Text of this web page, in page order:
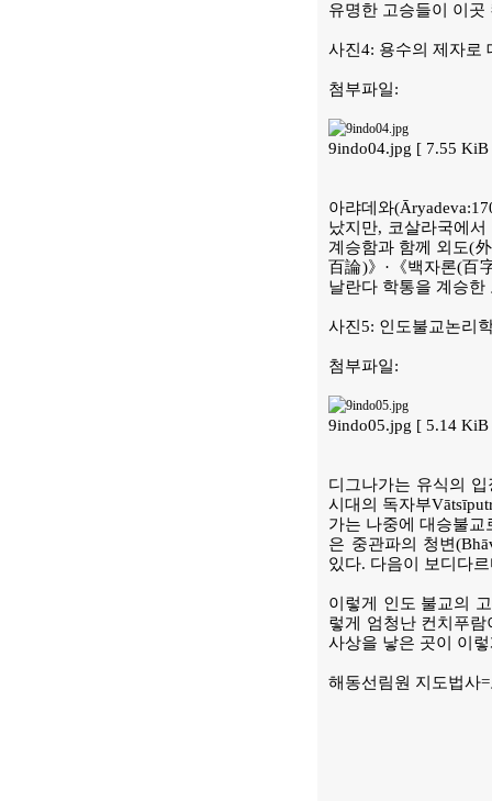
유명한 고승들이 이곳
사진4: 용수의 제자로
첨부파일:
9indo04.jpg [ 7.55
아랴데와
났지만, 코살라국에
계승함과 함께 외도(
百論)》·《백자론(百
날란다 학통을 계승한
사진5: 인도불교논리
첨부파일:
9indo05.jpg [ 5.14
디그나가는 유식의
시대의 독자부
가는 나중에 대승불
은 중관파의 청변
있다. 다음이 보디다
이렇게 인도 불교의
렇게 엄청난 컨치푸
사상을 낳은 곳이 이
해동선림원 지도법사